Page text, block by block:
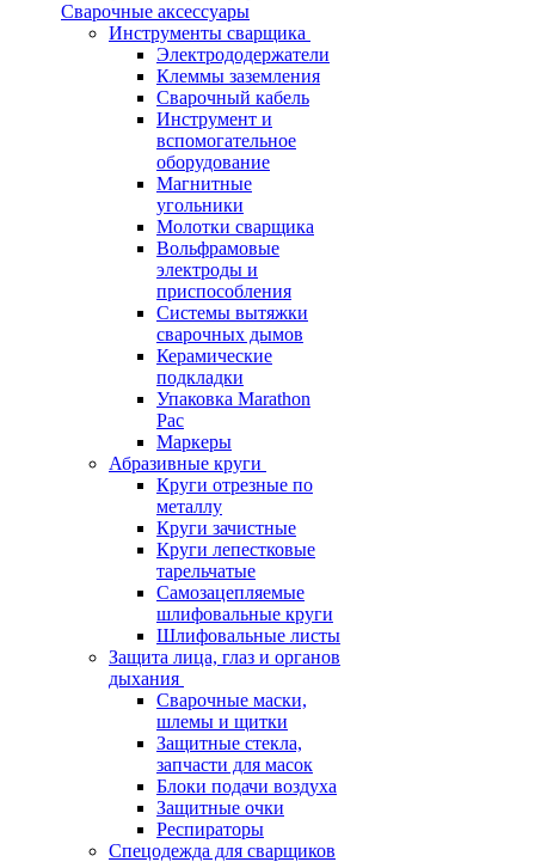
Сварочные аксессуары
Инструменты сварщика
Электрододержатели
Клеммы заземления
Сварочный кабель
Инструмент и
вспомогательное
оборудование
Магнитные
угольники
Молотки сварщика
Вольфрамовые
электроды и
приспособления
Системы вытяжки
сварочных дымов
Керамические
подкладки
Упаковка Marathon
Pac
Маркеры
Абразивные круги
Круги отрезные по
металлу
Круги зачистные
Круги лепестковые
тарельчатые
Самозацепляемые
шлифовальные круги
Шлифовальные листы
Защита лица, глаз и органов
дыхания
Сварочные маски,
шлемы и щитки
Защитные стекла,
запчасти для масок
Блоки подачи воздуха
Защитные очки
Респираторы
Спецодежда для сварщиков